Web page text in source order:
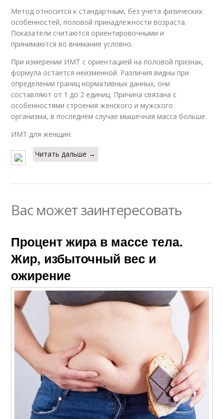
Метод относится к стандартным, без учета физических
особенностей, половой принадлежности возраста.
Показатели считаются ориентировочными и
принимаются во внимание условно.
При измерении ИМТ с ориентацией на половой признак,
формула остается неизменной. Различия видны при
определении границ нормативных данных, они
составляют от 1 до 2 единиц. Причина связана с
особенностями строения женского и мужского
организма, в последнем случае мышечная масса больше.
ИМТ для женщин:
Читать дальше →
Вас может заинтересовать
Процент жира в массе тела.
Жир, избыточный вес и
ожирение